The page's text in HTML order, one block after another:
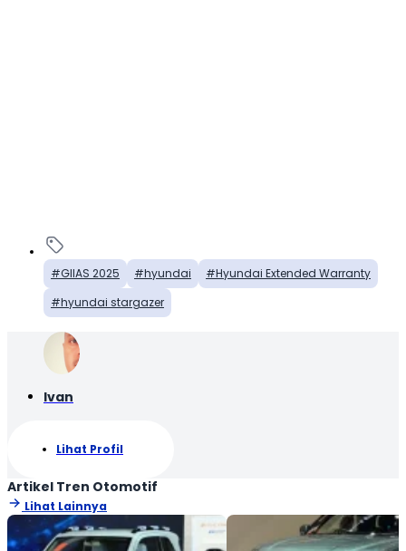
GIIAS 2025 hyundai
Hyundai Extended Warranty
hyundai stargazer
Ivan
Lihat Profil
Artikel Tren Otomotif
Lihat Lainnya